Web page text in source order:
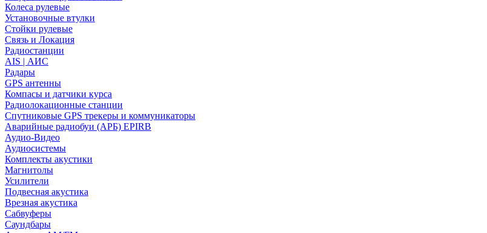
Колеса рулевые
Установочные втулки
Стойки рулевые
Связь и Локация
Радиостанции
AIS | АИС
Радары
GPS антенны
Компасы и датчики курса
Радиолокационные станции
Спутниковые GPS трекеры и коммуникаторы
Аварийные радиобуи (АРБ) EPIRB
Аудио-Видео
Аудиосистемы
Комплекты акустики
Магнитолы
Усилители
Подвесная акустика
Врезная акустика
Сабвуферы
Саундбары